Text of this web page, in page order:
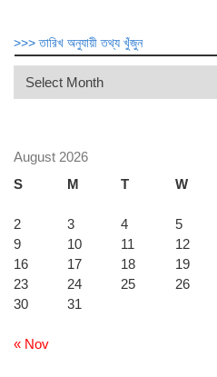
>>> তারিখ অনুযায়ী তথ্য খুঁজুন
>>>
খুঁজুন
August 2026
S
M T W
2
3 4 5
9
10 11 12
16
17 18 19
23
24 25 26
30
31
« Nov